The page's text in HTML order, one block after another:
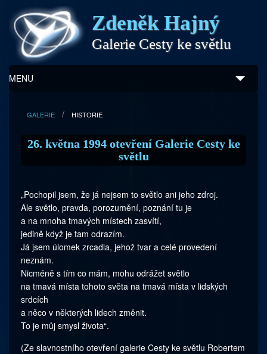
Zdeněk Hajný
Galerie Cesty ke světlu
MENU
Program
Doprovodný prodej
Kontakty
GALERIE HISTORIE
26. května 1994 otevření Galerie Cesty ke
světlu
„Pochopil jsem, že já nejsem to světlo ani jeho zdroj.
Ale světlo, pravda, porozumění, poznání tu je
a na mnoha tmavých místech zasvítí,
jedině když je tam odrazím.
Já jsem úlomek zrcadla, jehož tvar a celé provedení
neznám.
Nicméně s tím co mám, mohu odrážet světlo
na tmavá místa tohoto světa na tmavá místa v lidských
srdcích
a něco v některých lidech změnit.
To je můj smysl života“.
(Ze slavnostního otevření galerie Cesty ke světlu Robertem